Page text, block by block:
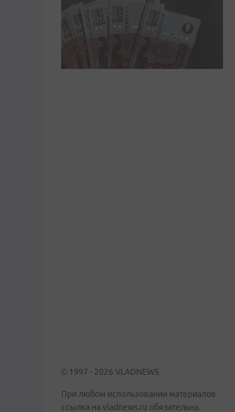
© 1997 - 2026 VLADNEWS
При любом использовании материалов
ссылка на vladnews.ru обязательна.